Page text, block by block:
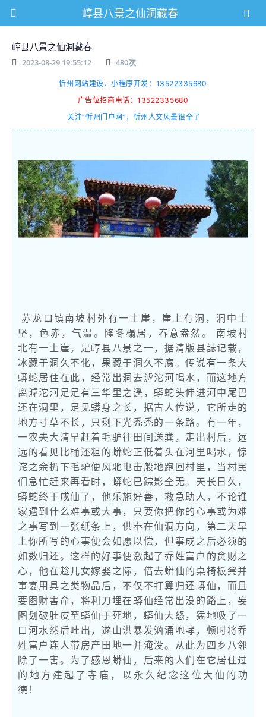
崞县八景之仙洞藏春
崞县八景之仙洞藏春
2023-08-29 19:55:12 480次
忻州网站建设、小程序开发：13522335680
广告位招商电话：13522335680
关注“忻州门户网”，忻州人文风景很全了
苏龙口镇南坡村外有一土崖，崖上有洞，洞中土
坚，色赤，气温。隆冬榻居，春意盎然。 南坡村
北有一土崖，是崞县八景之一，据清版县誌记载，
冰藏于洞久不化，果藏于洞久不腐。传说有一条大
蟒蛇居住在此，经常出洞去滹沱河喝水，而这地方
离滹沱河足足有三华里之遥，蟒蛇头伸进河中尾巴
还在洞里，足见蟒身之长，据古人传说，它所走的
地方寸草不长，只剩下光秃秃的一条路。有一年，
一农夫大清早赶着毛驴往田间送粪，走出村后，远
远的看见比桶还粗的蟒蛇正低着头在河里喝水，惊
诧之余扔下毛驴便风驰电击般地跑回村里，当村民
们急忙赶来再看时，蟒蛇已踪影全无。天长日久，
蟒蛇终于成仙了，他乐施好善，救急助人，不论谁
家遇到什么难事或大事，只要你把你的心事或为难
之事写到一张纸条上，供奉在仙洞方向，第二天早
上你所写的心事便会如愿以偿，但事成之后必须的
如数归还。这样的好事便激起了乔姓富户的贪财之
心，他在趁儿女嫁娶之际，借去蟒仙的桌椅板凳并
事宴用具之类物品后，不仅不打算归还蟒仙，而且
要图财害命，将利刀埋在蟒仙经常出没的路上，妄
图划破肚皮至蟒仙于死地，蟒仙大怒，猛地吸了一
口河水然后吐出，遂山洪暴发汹涌咆哮，顿时将乔
姓富户连人带房产田地一并淹没。从此为四乡八邻
除了一害。为了感恩蟒仙，后来的人们在它居住过
的地方建起了寺庙，以永久纪念这位大仙的功
德！